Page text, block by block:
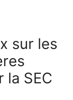
sur les
la SEC